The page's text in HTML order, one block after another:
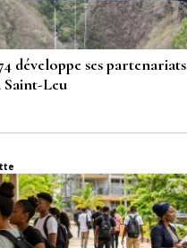
développe ses partenariats
Saint-Leu